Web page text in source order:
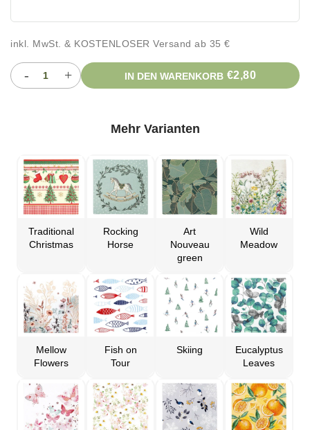
inkl. MwSt. & KOSTENLOSER Versand ab 35 €
- + IN DEN WARENKORB €2,80
Mehr Varianten
Traditional
Christmas
Rocking
Horse
Art
Nouveau
green
Wild
Meadow
Mellow
Flowers
Fish on
Tour
Skiing
Eucalyptus
Leaves